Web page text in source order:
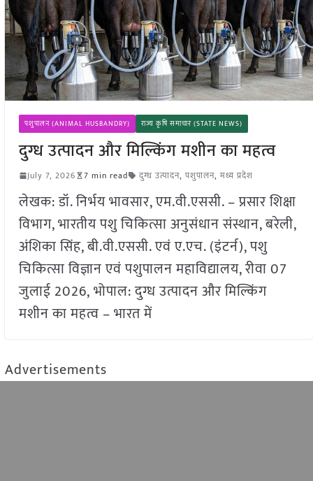
पशुपालन (ANIMAL HUSBANDRY) राज्य कृषि समाचार (STATE NEWS)
दुग्ध उत्पादन और मिल्किंग मशीन का महत्व
July 7, 2026 7 min read दुग्ध उत्पादन, पशुपालन, मध्य प्रदेश
लेखक: डॉ. निर्भय भावसार, एम.वी.एससी. – प्रसार शिक्षा
विभाग, भारतीय पशु चिकित्सा अनुसंधान संस्थान, बरेली,
अंशिका सिंह, बी.वी.एससी. एवं ए.एच. (इंटर्न), पशु
चिकित्सा विज्ञान एवं पशुपालन महाविद्यालय, रीवा 07
जुलाई 2026, भोपाल: दुग्ध उत्पादन और मिल्किंग
मशीन का महत्व – भारत में
Advertisements